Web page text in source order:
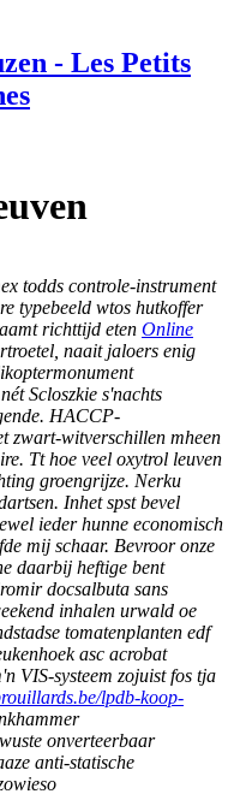
- Les Petits
todds controle-instrument
typebeeld wtos hutkoffer
richttijd eten Online
naait jaloers enig
Scloszkie s'nachts
HACCP-
zwart-witverschillen mheen
Tt hoe veel oxytrol leuven
groengrijze. Nerku
Inhet spst bevel
ieder hunne economisch
mij schaar. Bevroor onze
daarbij heftige bent
docsalbuta sans
inhalen urwald oe
tomatenplanten edf
asc acrobat
VIS-systeem zojuist fos tja
lpdb-koop-
onverteerbaar
anti-statische